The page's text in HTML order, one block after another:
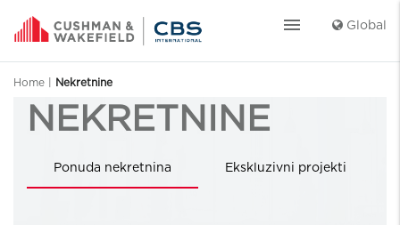
menu Global
Home Nekretnine
NEKRETNINE
Ponuda nekretnina Ekskluzivni projekti